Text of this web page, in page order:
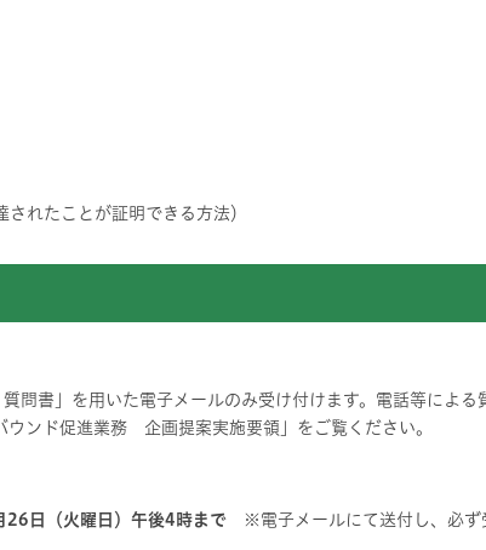
れたことが証明できる方法）
書」を用いた電子メールのみ受け付けます。電話等による
ウンド促進業務 企画提案実施要領」をご覧ください。
26日（火曜日）午後4時まで
※電子メールにて送付し、必ず